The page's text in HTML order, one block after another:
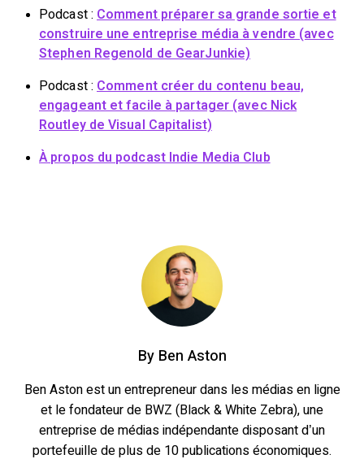
Podcast : Comment préparer sa grande sortie et
construire une entreprise média à vendre (avec
Stephen Regenold de GearJunkie)
Podcast : Comment créer du contenu beau,
engageant et facile à partager (avec Nick
Routley de Visual Capitalist)
À propos du podcast Indie Media Club
ByBen Aston
Ben Aston est un entrepreneur dans les médias en ligne
et le fondateur de BWZ (Black & White Zebra), une
entreprise de médias indépendante disposant d’un
portefeuille de plus de 10 publications économiques.